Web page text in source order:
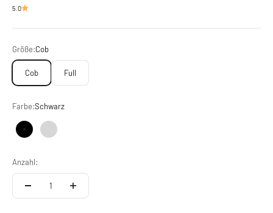
5.0
Größe:Cob
Cob Full
Farbe:Schwarz
SchwarzSilber
Anzahl: